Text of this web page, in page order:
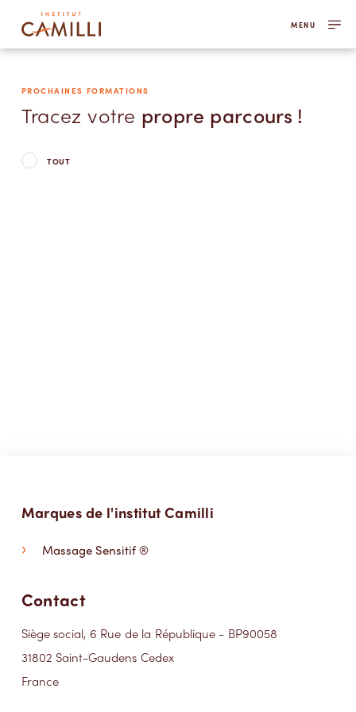
MENU
PROCHAINES FORMATIONS
Tracez votre propre parcours !
TOUT
Marques de l'institut Camilli
Massage Sensitif ®
Contact
Siège social, 6 Rue de la République - BP90058
31802 Saint-Gaudens Cedex
France